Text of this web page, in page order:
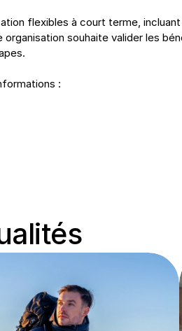
flexibles à court terme,
souhaite valider les
: